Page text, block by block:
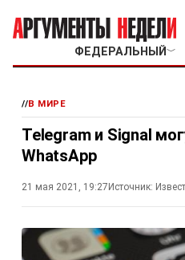
ФЕДЕРАЛЬНЫЙ ﹀
//В МИРЕ
Telegram и Signal
WhatsApp
21 мая 2021, 19:27 Источник: